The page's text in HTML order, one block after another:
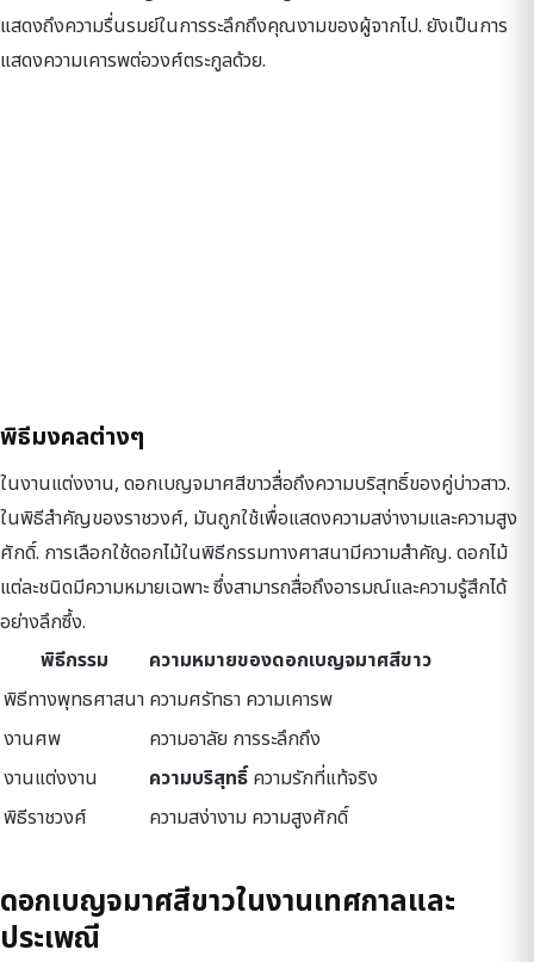
แสดงถึงความรื่นรมย์ในการระลึกถึงคุณงามของผู้จากไป. ยังเป็นการ
แสดงความเคารพต่อวงศ์ตระกูลด้วย.
พิธีมงคลต่างๆ
ในงานแต่งงาน, ดอกเบญจมาศสีขาวสื่อถึงความบริสุทธิ์ของคู่บ่าวสาว.
ในพิธีสำคัญของราชวงศ์, มันถูกใช้เพื่อแสดงความสง่างามและความสูง
ศักดิ์. การเลือกใช้ดอกไม้ในพิธีกรรมทางศาสนามีความสำคัญ. ดอกไม้
แต่ละชนิดมีความหมายเฉพาะ ซึ่งสามารถสื่อถึงอารมณ์และความรู้สึกได้
อย่างลึกซึ้ง.
พิธีกรรม
ความหมายของดอกเบญจมาศสีขาว
พิธีทางพุทธศาสนา ความศรัทธา ความเคารพ
งานศพ
ความอาลัย การระลึกถึง
งานแต่งงาน
ความบริสุทธิ์ ความรักที่แท้จริง
พิธีราชวงศ์
ความสง่างาม ความสูงศักดิ์
ดอกเบญจมาศสีขาวในงานเทศกาลและ
ประเพณี